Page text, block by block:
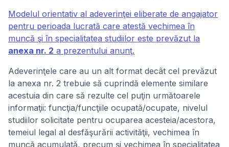
Modelul orientativ al adeverinţei eliberate de angajator
pentru perioada lucrată care atestă vechimea în
muncă şi în specialitatea studiilor este prevăzut la
anexa nr. 2 a prezentului anunţ.
Adeverinţele care au un alt format decât cel prevăzut
la anexa nr. 2 trebuie să cuprindă elemente similare
acestuia din care să rezulte cel puţin următoarele
informaţii: funcţia/funcţiile ocupată/ocupate, nivelul
studiilor solicitate pentru ocuparea acesteia/acestora,
temeiul legal al desfăşurării activităţii, vechimea în
muncă acumulată, precum şi vechimea în specialitatea